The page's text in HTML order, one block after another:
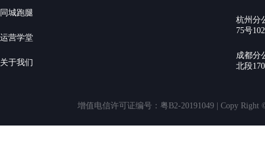
同城跑腿
运营学堂
关于我们
杭州分
75号
成都分
北段
增值电信许可证编号：粤B2-20191049 | Copy